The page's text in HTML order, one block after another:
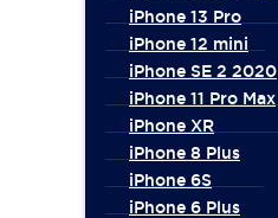
iPhone 13 Pro
iPhone 12 mini
iPhone SE 2 2020
iPhone 11 Pro Max
iPhone XR
iPhone 8 Plus
iPhone 6S
iPhone 6 Plus